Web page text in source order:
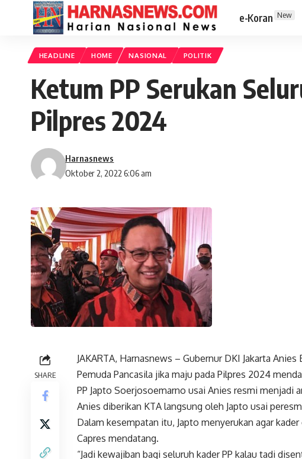
e-Koran New
HEADLINE HOME NASIONAL POLITIK
Ketum PP Serukan
Pilpres 2024
Oktober 2, 2022 6:06 am
Harnasnews
SHARE
JAKARTA, Harnasnews – Gubernur DKI Jakarta
Pemuda Pancasila jika maju pada Pilpres 2024
PP Japto Soerjosoemarno usai Anies resmi menjadi
Anies diberikan KTA langsung oleh Japto usai
Dalam kesempatan itu, Japto menyerukan agar
Capres mendatang.
“Jadi kewajiban bagi seluruh kader PP kalau tadi